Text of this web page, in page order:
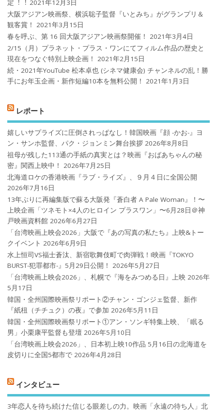
定︕︕ 2021年12月3日
大阪アジアン映画祭、横浜聡子監督『いとみち』がグランプリ＆
観客賞！
2021年3月15日
春を呼ぶ、第 16 回大阪アジアン映画祭開催！
2021年3月4日
2/15（月）プラネット・プラス・ワンにてフィルム作品の歴史と
現在をつなぐ特別上映企画！
2021年2月15日
続・2021年YouTube 松本卓也 (シネマ健康会) チャンネルの乱！勝
手にお年玉企画・新作短編10本を無料公開！
2021年1月3日
レポート
嬉しいサプライズに圧倒されっぱなし！韓国映画『顔 -かお-』ヨ
ン・サンホ監督、パク・ジョンミン舞台挨拶 2026年8月8日
祖母が残した113通の手紙の真実とは？映画『おばあちゃんの秘
密』関西上映中！
2026年7月25日
北海道ロケの香港映画『ラブ・ライズ』、９月４日に全国公開
2026年7月16日
13年ぶりに再編集版で蘇る大阪発『蒼白者 A Pale Woman』！〜
上映企画「ツネモト×4人のヒロイン プラスワン」〜6月28日＠神
戸映画資料館 2026年6月27日
「台湾映画上映会2026」大阪で『あの写真の私たち』上映&トー
クイベント 2026年6月9日
水上恒司VS福士蒼汰、新宿歌舞伎町で肉弾戦！!映画『TOKYO
BURST-犯罪都市-』5月29日公開！
2026年5月27日
「台湾映画上映会2026」、札幌で『海をみつめる日』上映 2026年
5月17日
韓国・全州国際映画祭リポート②チャン・ゴンジェ監督、新作
『紙杻（チチュク）の夜』で参加 2026年5月11日
韓国・全州国際映画祭リポート①アン・ソンギ特集上映、「眠る
男」小栗康平監督も登壇 2026年5月10日
「台湾映画上映会2026」、日本初上映10作品 5月16日の北海道を
皮切りに全国5都市で 2026年4月28日
インタビュー
3年恋人を待ち続けた信じる眼差しの力。映画「永遠の待ち人」北